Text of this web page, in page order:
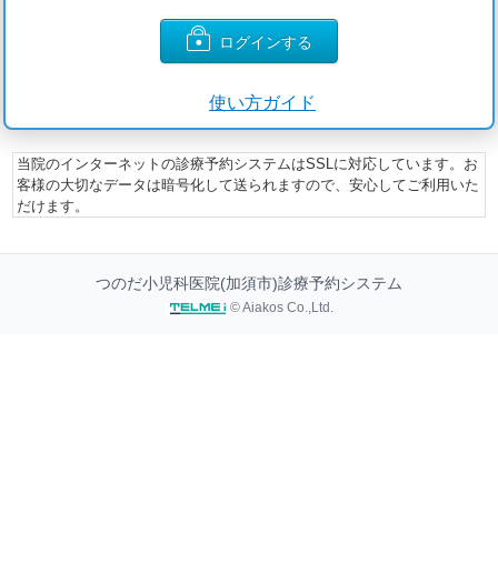
ログインする
使い方ガイド
当院のインターネットの診療予約システムはSSLに対応しています。お
客様の大切なデータは暗号化して送られますので、安心してご利用いた
だけます。
つのだ小児科医院(加須市)診療予約システム
© Aiakos Co.,Ltd.